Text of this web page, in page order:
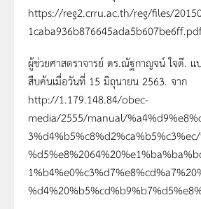
https://reg2.crru.ac.th/reg/files/
ผู้ช่วยศาสตราจารย์ ดร.ณัฐกาญจน์ ใจดี. แ
สืบค้นเมื่อวันที่ 15 มิถุนายน 2563. จาก
http://1.179.148.84/obec-
media/2555/manual/